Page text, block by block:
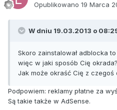
Opublikowano 19 Marca
W dniu 19.03.2013 o
Skoro zainstalował adblocka
więc w jaki sposób Cię okrada?
Jak może okraść Cię z czegoś
Podpowiem: reklamy płatne za
Są takie także w AdSense.